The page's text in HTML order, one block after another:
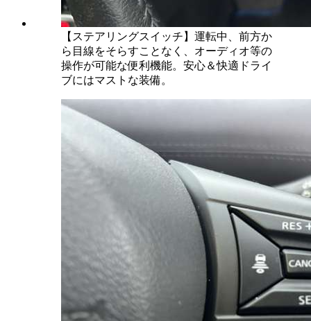
【ステアリングスイッチ】運転中、前方か
ら目線をそらすことなく、オーディオ等の
操作が可能な便利機能。安心＆快適ドライ
ブにはマストな装備。